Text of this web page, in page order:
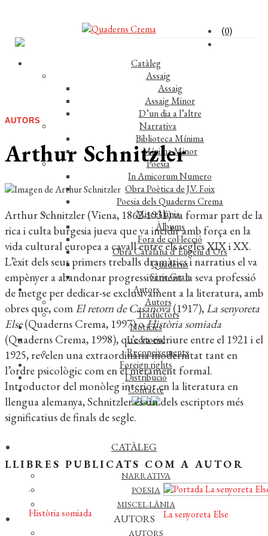
(0)
Catàleg
Assaig
Assaig
Assaig Minor
D’un dia a l’altre
Narrativa
Biblioteca Mínima
Mínima Minor
Poesia
In Amicorum Numero
Obra Poètica de J.V. Foix
Poesia dels Quaderns Crema
Miscel·lània
Àlbums
Fora de col·lecció
Obra Catalana d’Eugeni d’Ors
Quaderns
Sèrie Gran
Autors
Autors
Traductors
Notícies
L’editorial
Reconeixements
Foreign rights
Distribució
Contacte
CATÀLEG
ASSAIG
NARRATIVA
POESIA
MISCEL·LÀNIA
AUTORS
AUTORS
AUTORS
Arthur Schnitzler
Arthur Schnitzler (Viena, 1862-1931) va formar part de la
rica i culta burgesia jueva que va incidir amb força en la
vida cultural europea a cavall entre els segles XIX i XX.
L’èxit dels seus primers treballs dramàtics i narratius el va
empènyer a abandonar progressivament la seva professió
de metge per dedicar-se exclusivament a la literatura, amb
obres que, com El retorn de Casanova(1917),La senyoreta
Else(Quaderns Crema, 1997) oHistòria somiada
(Quaderns Crema, 1998), que va escriure entre el 1921 i el
1925, revelen una extraordinària modernitat tant en
l’ordre psicològic com en el merament formal.
Introductor del monòleg interior en la literatura en
llengua alemanya, Schnitzler és un dels escriptors més
significatius de finals de segle.
LLIBRES PUBLICATS COM A AUTOR
Història somiada La senyoreta Else